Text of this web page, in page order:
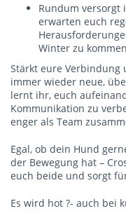
Rundum versorgt
erwarten euch
Winter zu
Stärkt eure Verbindung
immer wieder neue,
lernt ihr, euch
Kommunikation zu
enger als Team
Egal, ob dein Hund
der Bewegung hat –
euch beide und sorgt
Es wird hot ?- auch bei